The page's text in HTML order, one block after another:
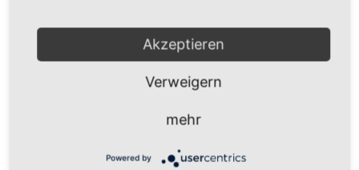
Fax +49 (0)2324-570405
E-Mail:infos@karladamek.de
Akzeptieren
Verweigern
mehr
Powered by